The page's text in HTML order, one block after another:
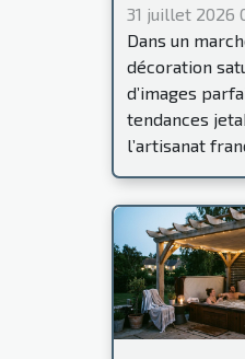
signature
invisible
intérieurs
caractère
31 juillet 2026
Dans un
décoration
d’images
tendances
l’artisanat